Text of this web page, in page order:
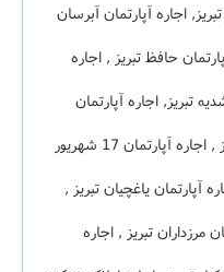
اجاره آپارتمان آبرسان
حافظ تبریز , اجاره
تبریز, اجاره آپارتمان
باغمیشه تبریز, اجاره آپارتمان الهیه تبریز , اجاره آپارتمان 17 شهریور
آپارتمان یاغچیان تبریز ,
مرزداران تبریز , اجاره